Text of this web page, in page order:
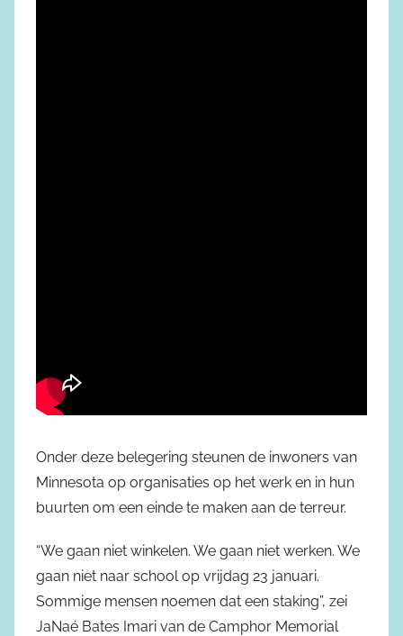
Onder deze belegering steunen de inwoners van
Minnesota op organisaties op het werk en in hun
buurten om een einde te maken aan de terreur.
“We gaan niet winkelen. We gaan niet werken. We
gaan niet naar school op vrijdag 23 januari.
Sommige mensen noemen dat een staking”, zei
JaNaé Bates Imari van de Camphor Memorial